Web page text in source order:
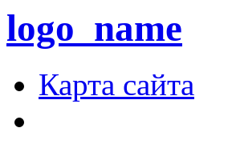
logo_name
Карта сайта